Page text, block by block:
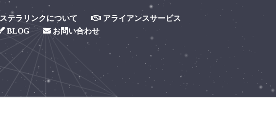
ステラリンクについて
アライアンスサービス
BLOG お問い合わせ